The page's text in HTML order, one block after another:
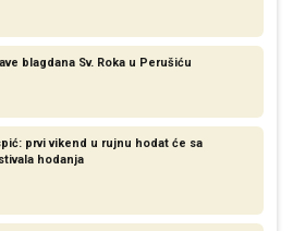
blagdana Sv. Roka u Perušiću
prvi vikend u rujnu hodat će sa
hodanja